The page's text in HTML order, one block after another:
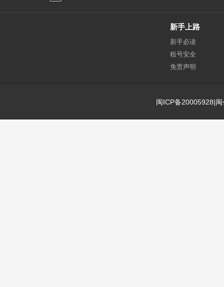
新手上路
新手必读
租号安全
免责声明
闽ICP备20005928|